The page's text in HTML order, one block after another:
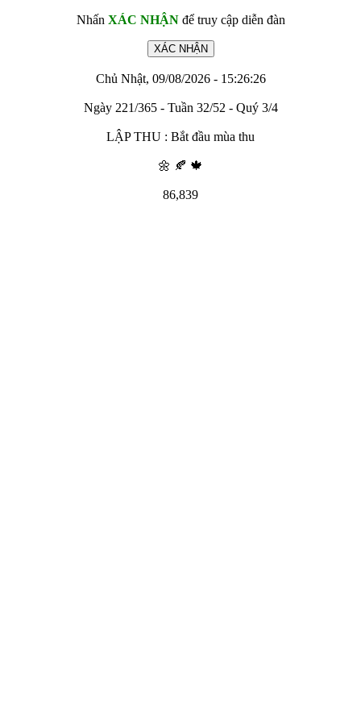
Nhấn XÁC NHẬNđể truy cập diễn đàn
Chủ Nhật, 09/08/2026 - 15:26:26
Ngày 221/365 - Tuần 32/52 - Quý 3/4
LẬP THU : Bắt đầu mùa thu
🌼 🍂 🍁
86,839